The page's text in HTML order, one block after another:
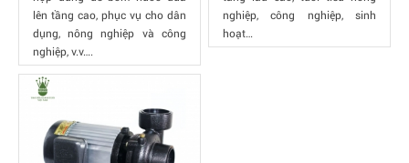
lên tầng cao, phục vụ cho dân
dụng, nông nghiệp và công
nghiệp, v.v….
nghiệp, công nghiệp, sinh
hoạt…